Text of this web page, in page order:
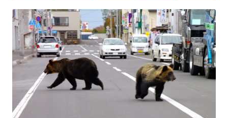
EKUIN
SAINS-TEKNO
KESEHATAN
INTERNASIONAL